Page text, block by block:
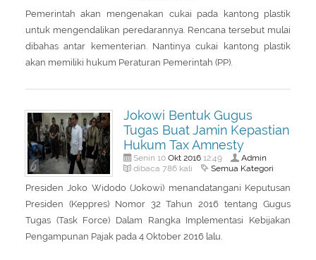
Pemerintah akan mengenakan cukai pada kantong plastik
untuk mengendalikan peredarannya. Rencana tersebut mulai
dibahas antar kementerian. Nantinya cukai kantong plastik
akan memiliki hukum Peraturan Pemerintah (PP).
Jokowi Bentuk Gugus
Tugas Buat Jamin Kepastian
Hukum Tax Amnesty
Senin 10 Okt 201612:49 Admin
dibaca 786 kali Semua Kategori
Presiden Joko Widodo (Jokowi) menandatangani Keputusan
Presiden (Keppres) Nomor 32 Tahun 2016 tentang Gugus
Tugas (Task Force) Dalam Rangka Implementasi Kebijakan
Pengampunan Pajak pada 4 Oktober 2016 lalu.